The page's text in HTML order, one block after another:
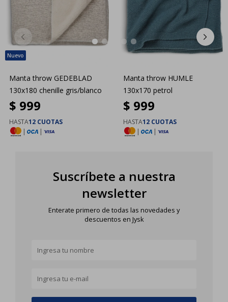
Manta throw GEDEBLAD
130x180 chenille gris/blanco
$ 999
HASTA12 CUOTAS
|
|
Manta throw HUMLE
130x170 petrol
$ 999
HASTA12 CUOTAS
|
|
Suscríbete a nuestra
newsletter
Enterate primero de todas las novedades y
descuentos en Jysk